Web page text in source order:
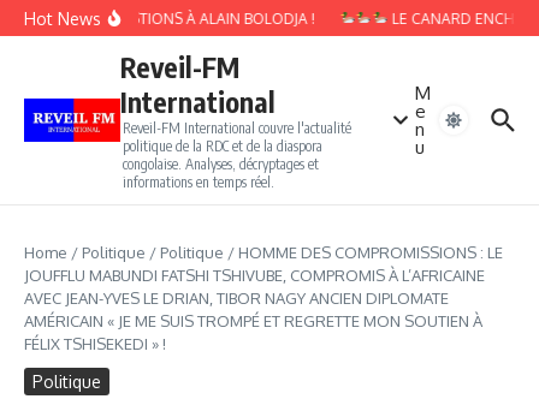
Aller au contenu
Hot News10 QUESTIONS À ALAIN BOLODJA ! LE CANARD ENCHAINÉ
Reveil-FM
International
Reveil-FM International couvre l'actualité
politique de la RDC et de la diaspora
congolaise. Analyses, décryptages et
informations en temps réel.
M
e
n
u
Home / Politique / Politique / HOMME DES COMPROMISSIONS : LE
JOUFFLU MABUNDI FATSHI TSHIVUBE, COMPROMIS À L’AFRICAINE
AVEC JEAN-YVES LE DRIAN, TIBOR NAGY ANCIEN DIPLOMATE
AMÉRICAIN « JE ME SUIS TROMPÉ ET REGRETTE MON SOUTIEN À
FÉLIX TSHISEKEDI » !
Politique